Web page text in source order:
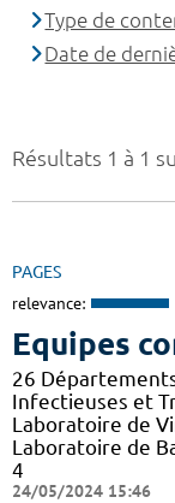
Résultats 1 à 1
PAGES
relevance:
Equipes
26
Infectieuses et
Laboratoire de
Laboratoire de
4
24/05/2024 15:46
Type de
Date de